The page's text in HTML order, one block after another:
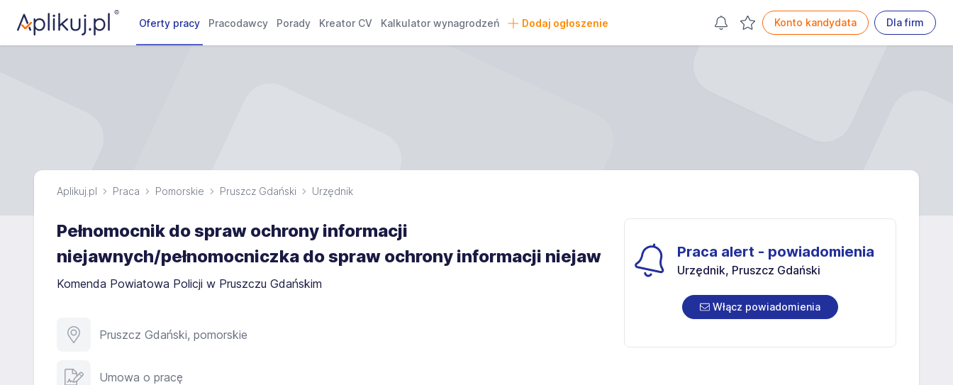
Oferty pracy Pracodawcy Porady Kreator CV Kalkulator wynagrodzeń Dodaj ogłoszenie Konto kandydata Dla firm
Aplikuj.pl Praca Pomorskie Pruszcz Gdański Urzędnik
Pełnomocnik do spraw ochrony informacji
niejawnych/pełnomocniczka do spraw ochrony informacji niejaw
Komenda Powiatowa Policji w Pruszczu Gdańskim
Pruszcz Gdański, pomorskie
Umowa o pracę
Praca alert - powiadomienia
Urzędnik, Pruszcz Gdański
Włącz powiadomienia